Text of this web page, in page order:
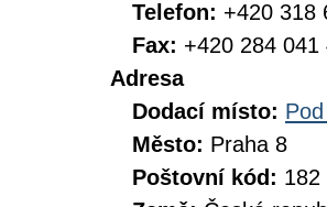
Telefon: +420 318
Fax: +420 284 041
Adresa
Dodací místo:
Město: Praha 8
Poštovní kód: 182